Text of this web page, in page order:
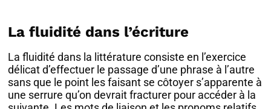
La fluidité dans l’écriture
La fluidité dans la littérature consiste en l’exercice
délicat d’effectuer le passage d’une phrase à l’autre
sans que le point les faisant se côtoyer s’apparente à
une serrure qu’on devrait fracturer pour accéder à la